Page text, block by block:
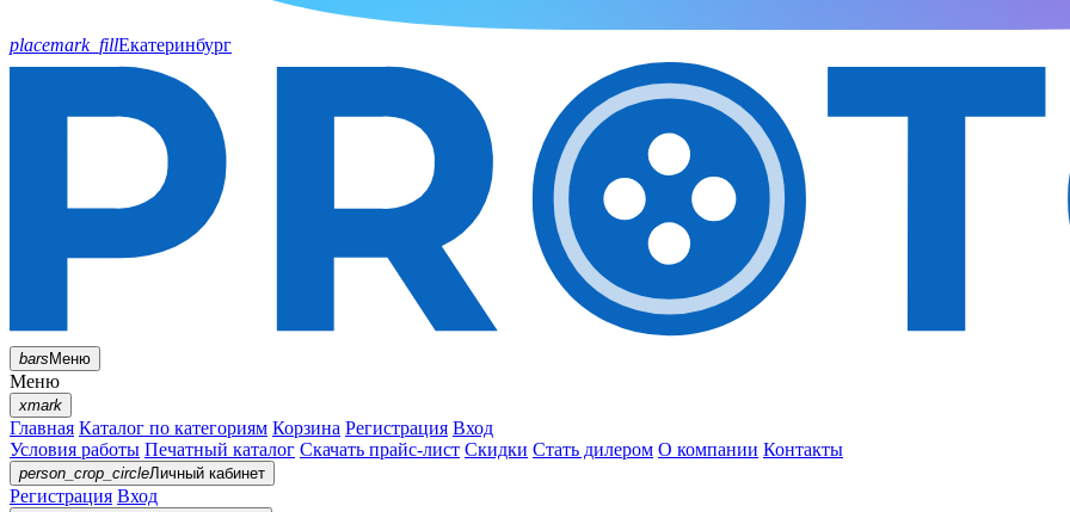
placemark_fillЕкатеринбург
barsМеню
Меню
xmark
Главная Каталог по категориям Корзина Регистрация Вход
Условия работы Печатный каталог Скачать прайс-лист Скидки Стать дилером О компании Контакты
person_crop_circleЛичный кабинет
Регистрация Вход